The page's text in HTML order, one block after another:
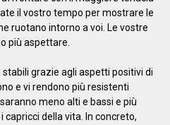
il vostro tempo per mostrare le
ruotano intorno a voi. Le vostre
più aspettare.
grazie agli aspetti positivi di
e vi rendono più resistenti
meno alti e bassi e più
della vita. In concreto,